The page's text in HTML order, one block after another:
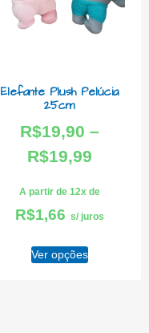
Elefante Plush Pelúcia
25cm
R$19,90 –
R$19,99
A partir de 12x de
R$1,66 s/ juros
Ver opções